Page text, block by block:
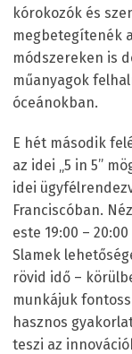
kórokozók és
megbetegítenék
módszereken is
műanyagok
óceánokban.
E hét második
az idei „5 in 5”
idei
Franciscóban.
este 19:00 –
Slamek
rövid idő –
munkájuk
hasznos
teszi az